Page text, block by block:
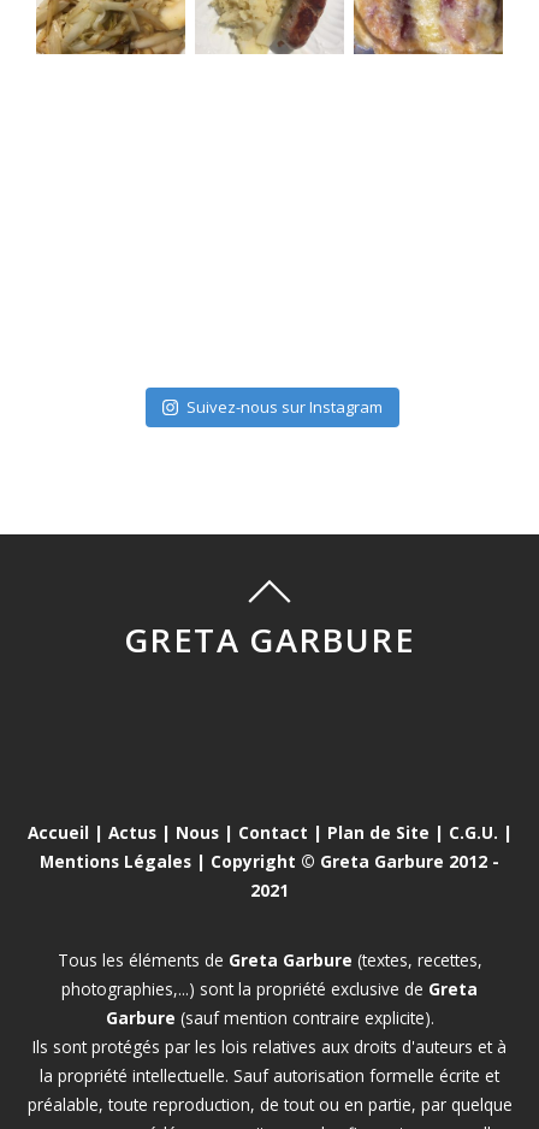
Suivez-nous sur Instagram
GRETA GARBURE
Accueil | Actus| Nous| Contact | Plan de Site | C.G.U. |
Mentions Légales | Copyright © Greta Garbure 2012 -
2021
Tous les éléments de Greta Garbure (textes, recettes,
photographies,...) sont la propriété exclusive de Greta
Garbure (sauf mention contraire explicite).
Ils sont protégés par les lois relatives aux droits d'auteurs et à
la propriété intellectuelle. Sauf autorisation formelle écrite et
préalable, toute reproduction, de tout ou en partie, par quelque